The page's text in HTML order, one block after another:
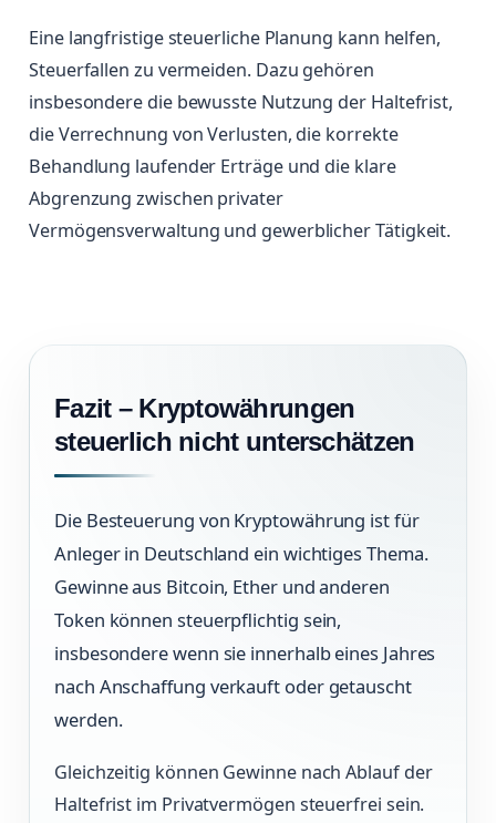
Eine langfristige steuerliche Planung kann helfen,
Steuerfallen zu vermeiden. Dazu gehören
insbesondere die bewusste Nutzung der Haltefrist,
die Verrechnung von Verlusten, die korrekte
Behandlung laufender Erträge und die klare
Abgrenzung zwischen privater
Vermögensverwaltung und gewerblicher Tätigkeit.
Fazit – Kryptowährungen
steuerlich nicht unterschätzen
Die Besteuerung von Kryptowährung ist für
Anleger in Deutschland ein wichtiges Thema.
Gewinne aus Bitcoin, Ether und anderen
Token können steuerpflichtig sein,
insbesondere wenn sie innerhalb eines Jahres
nach Anschaffung verkauft oder getauscht
werden.
Gleichzeitig können Gewinne nach Ablauf der
Haltefrist im Privatvermögen steuerfrei sein.